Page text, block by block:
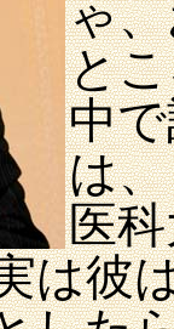
ゃ
と
中
は
医
は彼